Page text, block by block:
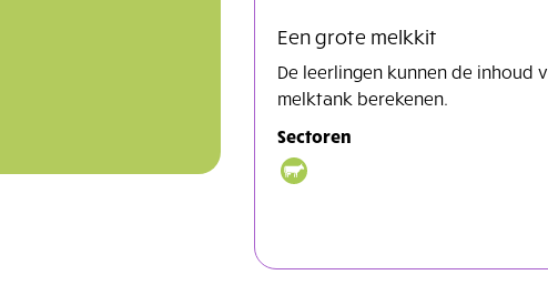
Een grote melkkit
De leerlingen kunnen de inhoud
melktank berekenen.
Sectoren